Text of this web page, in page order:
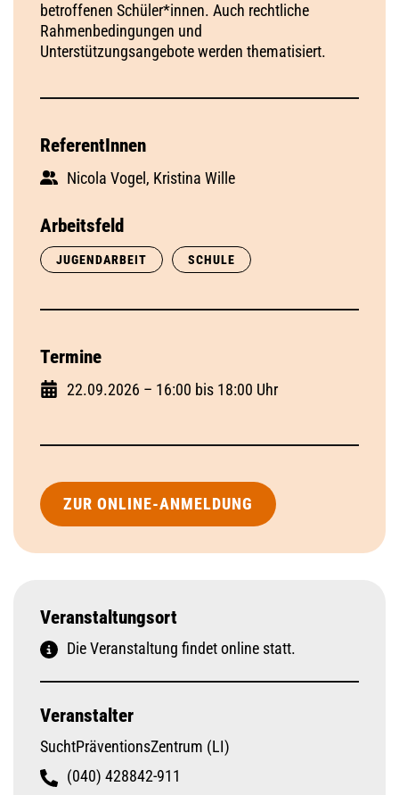
betroffenen Schüler*innen. Auch rechtliche
Rahmenbedingungen und
Unterstützungsangebote werden thematisiert.
ReferentInnen
Nicola Vogel, Kristina Wille
Arbeitsfeld
JUGENDARBEIT SCHULE
Termine
22.09.2026 – 16:00 bis 18:00 Uhr
ZUR ONLINE-ANMELDUNG
Veranstaltungsort
Die Veranstaltung findet online statt.
Veranstalter
SuchtPräventionsZentrum (LI)
(040) 428842-911